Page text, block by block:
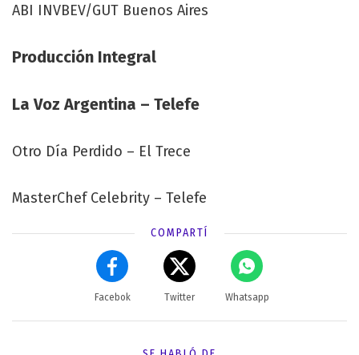
ABI INVBEV/GUT Buenos Aires
Producción Integral
La Voz Argentina – Telefe
Otro Día Perdido – El Trece
MasterChef Celebrity – Telefe
COMPARTÍ
Facebok Twitter Whatsapp